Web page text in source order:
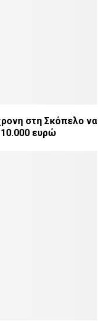
στη Σκόπελο να
ευρώ